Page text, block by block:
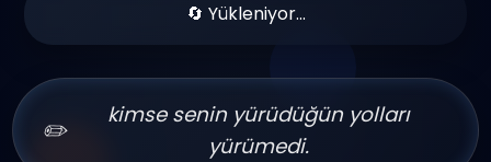
🔄 Yükleniyor...
✏️
kimse senin yürüdüğün yolları
yürümedi.